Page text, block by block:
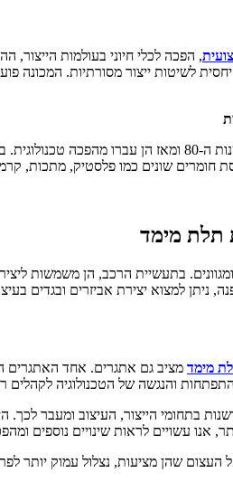
, הפכה לכלי חיוני בעולמות
יחסית לשיטות ייצור מסורתיות.
ההתפתחות של מכונות תלת מימד החלה
חומרים שונים כמו פלסטיק, מתכות,
תלת מימד
בתעשיית הרכב, הן משמשות
ניתן למצוא יצירת אביזרים ובגדים
מימד מציב גם אתגרים. אחד האתגרים
והנגשה של הטכנולוגיה לקהלים
בתחומי הייצור, העיצוב ומעבר לכך.
אנו עשויים לראות שינויים נוספים
שהן מציעות, נצלול עמוק יותר